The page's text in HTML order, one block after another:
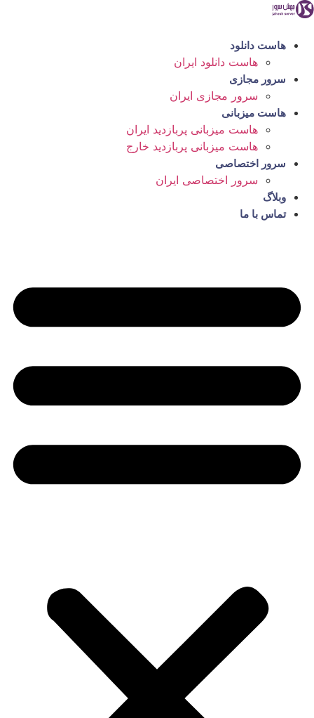
پرش
محتوا
هاست دانلود
هاست دانلود ایران
سرور مجازی
سرور مجازی ایران
هاست میزبانی
هاست میزبانی پربازدید ایران
هاست میزبانی پربازدید خارج
سرور اختصاصی
سرور اختصاصی ایران
وبلاگ
تماس با ما